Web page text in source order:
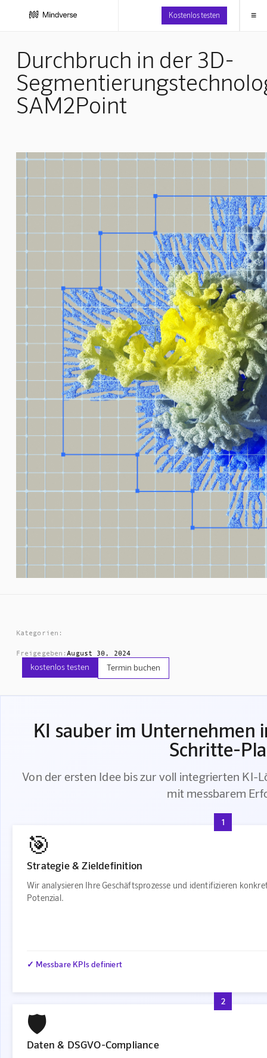
Kostenlos testen ≡
Durchbruch in der 3D-
SAM2Point
Kategorien:
Freigegeben:August 30, 2024
kostenlos testen Termin buchen
KI sauber im Unternehmen
Schritte-
Von der ersten Idee bis zur voll integrierten KI-
mit messbarem
1
🎯
Strategie & Zieldefinition
Wir analysieren Ihre Geschäftsprozesse und identifizieren
Potenzial.
✓ Messbare KPIs definiert
2
🛡️
Daten & DSGVO-Compliance